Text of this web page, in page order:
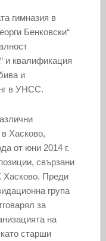
гимназия в
Бенковски“
и квалификация
и
в УНСС.
Хасково,
от юни 2014 г.
свързани
Хасково. Преди
група
за
на
старши